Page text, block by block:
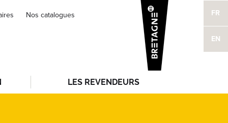
FR
EN
Nos catalogues
LES REVENDEURS